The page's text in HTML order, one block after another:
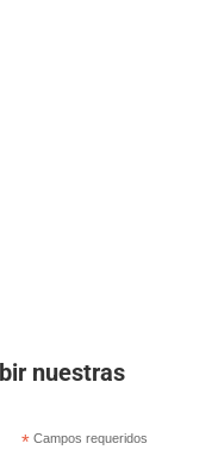
nuestras
* Campos requeridos